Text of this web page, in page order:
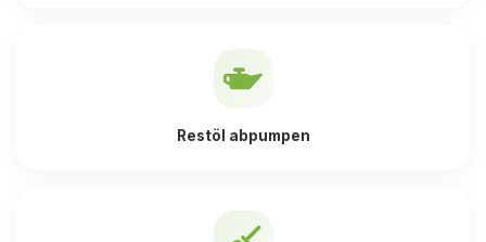
Restöl abpumpen